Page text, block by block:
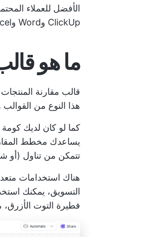
ClickUp وWord وExcel وGoogle Docs وPowerpoint.
ما هو
قالب مقارنة
هذا النوع من
كما لو كان لديك
يساعدك مخطط
تتمكن من تناول (أو
هناك استخدامات
التسويق، يمكنك
فطيرة التوت الأزرق،